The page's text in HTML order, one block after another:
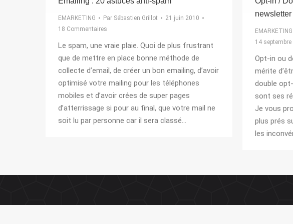
EMARKETING Par Sébastien Grillot
21 juin 2010
18 Commentaires
Le spam, une vraie plaie. Quoi de plus frustrant
que de mettre en place bonne méthode de
collecte d’email, de créer un bon emailing, d’avoir
optimisé votre mailing pour les téléphones
mobiles et d’avoir crées de super pages
d’atterrissage si pour au final, que votre mail ne
soit lu par personne car il sera classé…
newsletter
EMARKETING
14 septembre
Opt-in ou
mérite
double
sont ses
Je vous
plus prés
les